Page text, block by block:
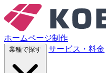
ホームページ制作
サービス・料金